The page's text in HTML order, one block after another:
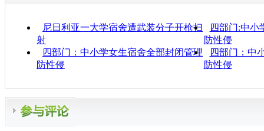
尼日利亚一大学宿舍遭武装分子开枪扫
射
四部门:中小
防性侵
四部门：中小学女生宿舍全部封闭管理
防性侵
四部门：中
防性侵